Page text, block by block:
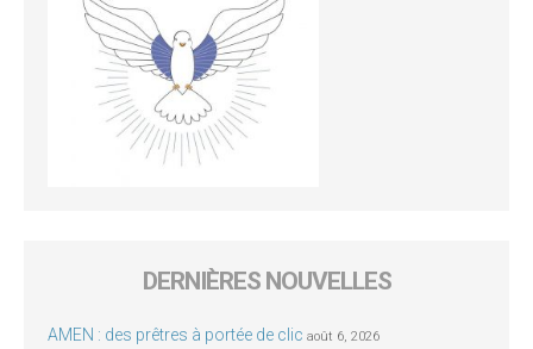
DERNIÈRES NOUVELLES
AMEN : des prêtres à portée de clic août 6, 2026